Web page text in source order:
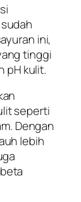
ini,
tinggi
pH kulit.
seperti
Dengan
lebih